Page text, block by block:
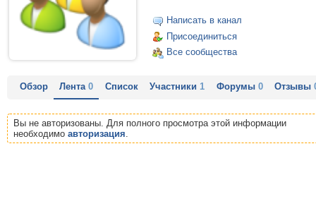
Написать в канал
Присоединиться
Все сообщества
Обзор Лента0 Список Участники1 Форумы 0 Отзывы
Вы не авторизованы. Для полного просмотра этой информации
необходимо авторизация.